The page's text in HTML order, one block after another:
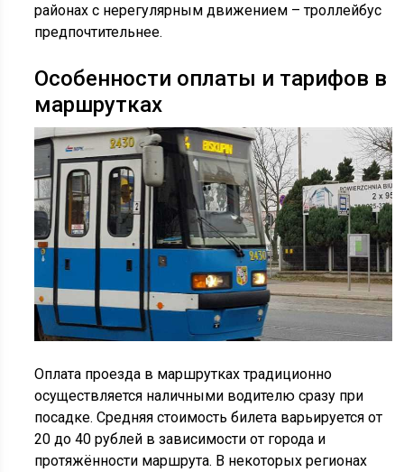
районах с нерегулярным движением – троллейбус
предпочтительнее.
Особенности оплаты и тарифов в
маршрутках
Оплата проезда в маршрутках традиционно
осуществляется наличными водителю сразу при
посадке. Средняя стоимость билета варьируется от
20 до 40 рублей в зависимости от города и
протяжённости маршрута. В некоторых регионах